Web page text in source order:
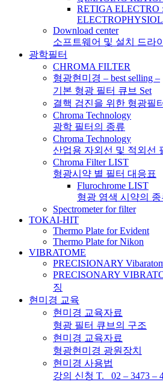
RETIGA ELECTRO
Download center
소프트웨어 및 설치 드라
광학필터
CHROMA FILTER
형광현미경 – best selling –
기본 형광 필터 큐브 Set
결핵 검진을 위한 형광필
Chroma Technology
광학 필터의 종류
Chroma Technology
산업용 자외선 및 적외선
Chroma Filter LIST
형광시약 별 필터 대응표
Flurochrome LIST
형광 염색 시약의 종
Spectrometer for filter
TOKAI-HIT
Thermo Plate for Evident
Thermo Plate for Nikon
VIBRATOME
PRECISIONARY
PRECISONARY
징
현미경 교육
현미경 교육자료
형광 필터 큐브의 구조
현미경 교육자료
형광현미경 광원장치
현미경 사용법
강의 신청 T. 02 – 3473 –